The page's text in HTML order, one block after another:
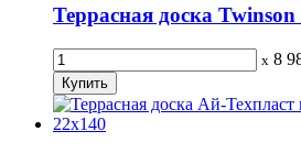
Террасная доска Twinson
x 8